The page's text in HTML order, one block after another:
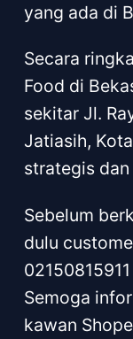
yang ada di
Secara
Food di
sekitar Jl.
Jatiasih,
strategis
Sebelum
dulu
Semoga
kawan